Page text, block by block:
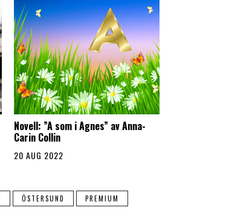
Novell: ”A som i Agnes” av Anna-
Carin Collin
20 AUG 2022
ÖSTERSUND
PREMIUM